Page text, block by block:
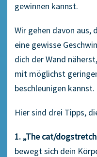
gewinnen kannst.
Wir gehen davon aus,
eine gewisse
dich der Wand
mit möglichst
beschleunigen kannst.
Hier sind drei Tipps,
1. „The cat/
bewegt sich dein